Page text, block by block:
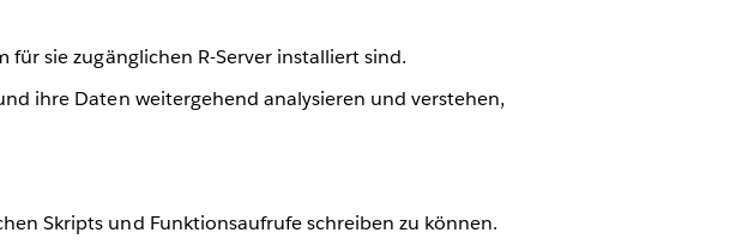
sie zugänglichen R-Server installiert sind.
ihre Daten weitergehend analysieren und verstehen,
Skripts und Funktionsaufrufe schreiben zu können.